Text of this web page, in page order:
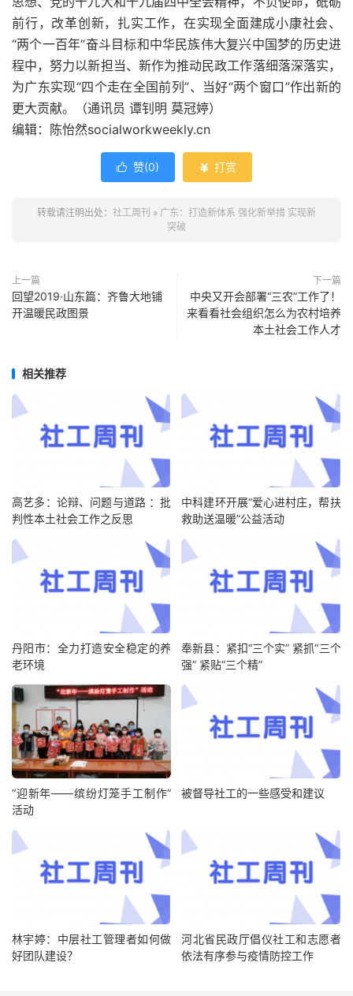
前行，改革创新，扎实工作，在实现全面建成小康社会、
“两个一百年”奋斗目标和中华民族伟大复兴中国梦的历史进
程中，努力以新担当、新作为推动民政工作落细落深落实，
为广东实现“四个走在全国前列”、当好“两个窗口”作出新的
更大贡献。（通讯员 谭钊明 莫冠婷）
编辑：陈怡然socialworkweekly.cn
 赞(0)  打赏
转载请注明出处： 社工周刊 » 广东：打造新体系 强化新举措 实现新
突破
上一篇
回望2019·山东篇：齐鲁大地铺
开温暖民政图景
下一篇
中央又开会部署“三农”工作了！
来看看社会组织怎么为农村培养
本土社会工作人才
相关推荐
高艺多：论辩、问题与道路 ：批
判性本土社会工作之反思
中科建环开展“爱心进村庄，帮扶
救助送温暖”公益活动
丹阳市：全力打造安全稳定的养
老环境
奉新县：紧扣“三个实” 紧抓“三个
强” 紧贴“三个精”
“迎新年——缤纷灯笼手工制作”
活动
被督导社工的一些感受和建议
林宇婷：中层社工管理者如何做
好团队建设？
河北省民政厅倡仪社工和志愿者
依法有序参与疫情防控工作